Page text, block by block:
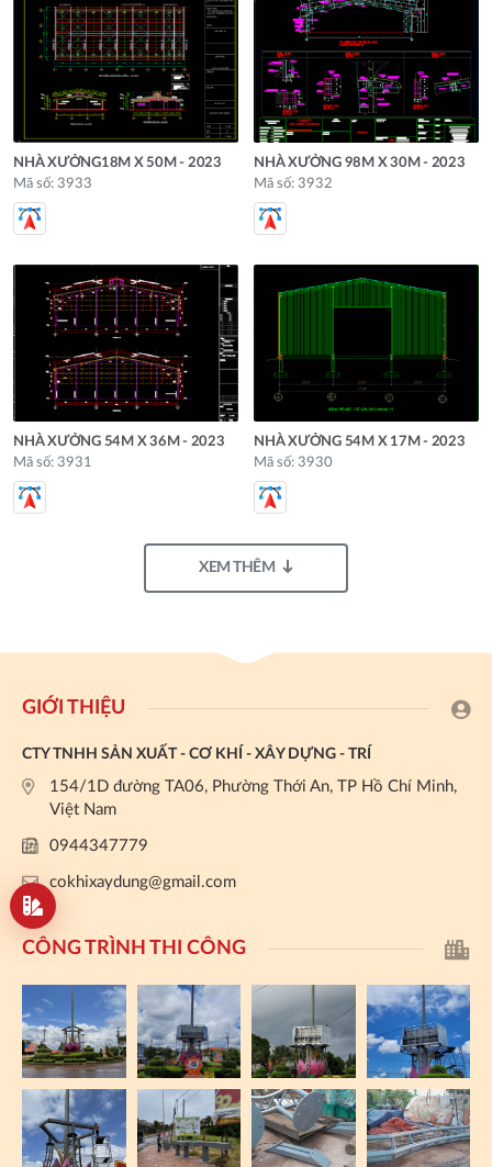
NHÀ XƯỞNG18M X 50M - 2023
Mã số: 3933
NHÀ XƯỞNG 98M X 30M - 2023
Mã số: 3932
NHÀ XƯỞNG 54M X 36M - 2023
Mã số: 3931
NHÀ XƯỞNG 54M X 17M - 2023
Mã số: 3930
XEM THÊM
GIỚI THIỆU
CTY TNHH SẢN XUẤT - CƠ KHÍ - XÂY DỰNG - TRÍ
154/1D đường TA06, Phường Thới An, TP Hồ Chí Minh,
Việt Nam
0944347779
cokhixaydung@gmail.com
CÔNG TRÌNH THI CÔNG